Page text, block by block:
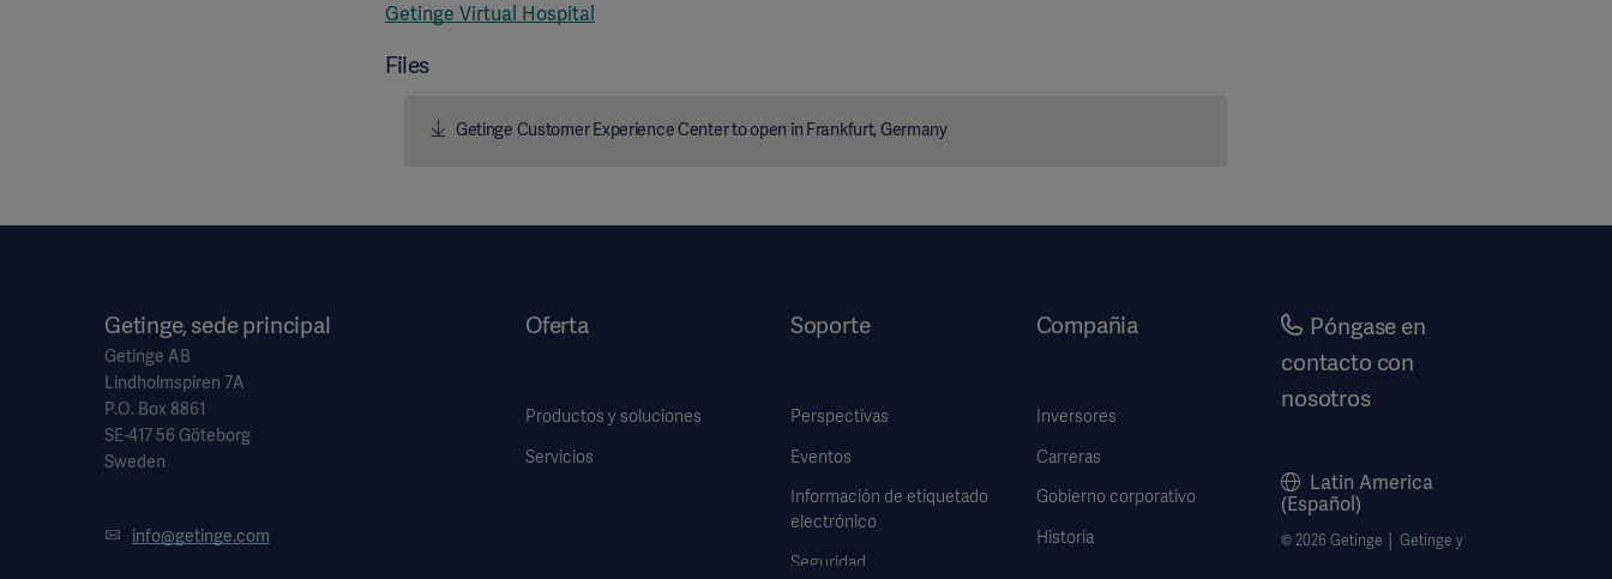
Getinge Virtual Hospital
Files
Getinge Customer Experience Center to open in Frankfurt, Germany
Getinge, sede principal
Getinge AB
Lindholmspiren 7A
P.O. Box 8861
SE-417 56 Göteborg
Sweden
info@getinge.com
Oferta
Productos y soluciones
Servicios
Soporte
Perspectivas
Eventos
Información de etiquetado
electrónico
Seguridad
Compañia
Inversores
Carreras
Gobierno corporativo
Historia
Póngase en
contacto con
nosotros
Latin America
(Español)
© 2026 Getinge │ Getinge y